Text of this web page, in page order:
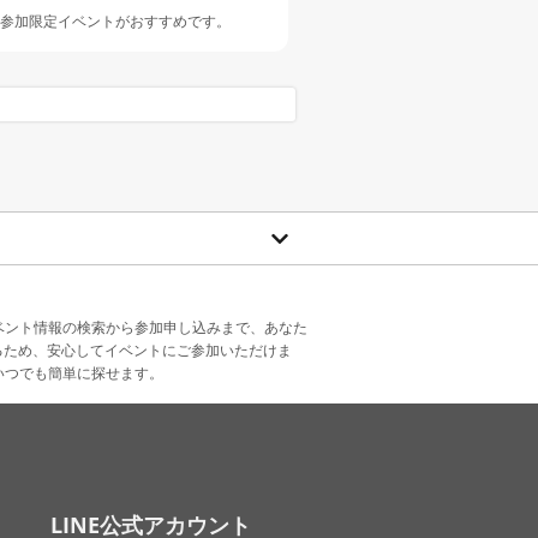
限定イベントがおすすめです。
ト情報の検索から参加申し込みまで、あなた
め、安心してイベントにご参加いただけま
でも簡単に探せます。
LINE公式アカウント